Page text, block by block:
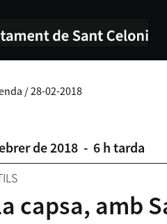
/28-02-2018
de2018 - 6 h tarda
capsa, amb